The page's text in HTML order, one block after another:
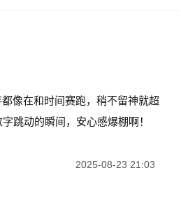
像在和时间赛跑，稍不留神就超
跳动的瞬间，安心感爆棚啊！
2025-08-23 21:03